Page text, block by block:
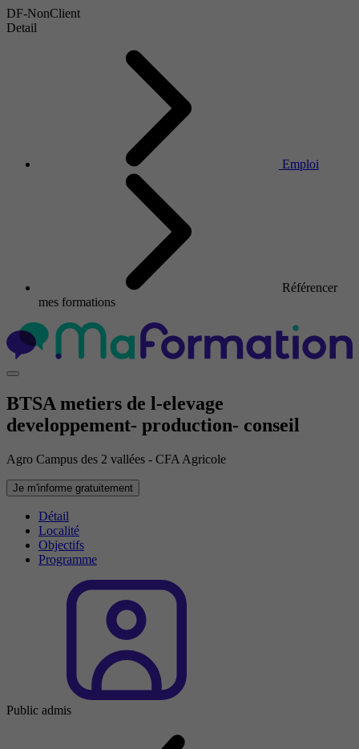
DF-NonClient
Detail
Emploi
Référencer
mes formations
BTSA metiers de l-elevage
developpement- production- conseil
Agro Campus des 2 vallées - CFA Agricole
Je m'informe gratuitement
Détail
Localité
Objectifs
Programme
Public admis